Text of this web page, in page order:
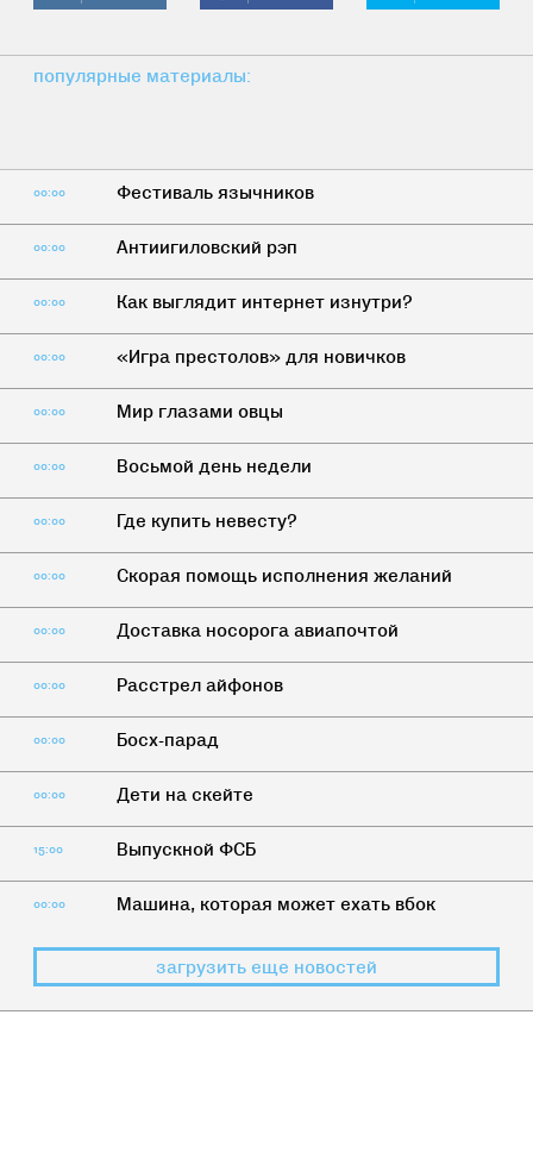
популярные материалы:
00:00 Фестиваль язычников
00:00 Антиигиловский рэп
00:00 Как выглядит интернет изнутри?
00:00 «Игра престолов» для новичков
00:00 Мир глазами овцы
00:00 Восьмой день недели
00:00 Где купить невесту?
00:00 Скорая помощь исполнения желаний
00:00 Доставка носорога авиапочтой
00:00 Расстрел айфонов
00:00 Босх-парад
00:00 Дети на скейте
15:00 Выпускной ФСБ
00:00 Машина, которая может ехать вбок
загрузить еще новостей